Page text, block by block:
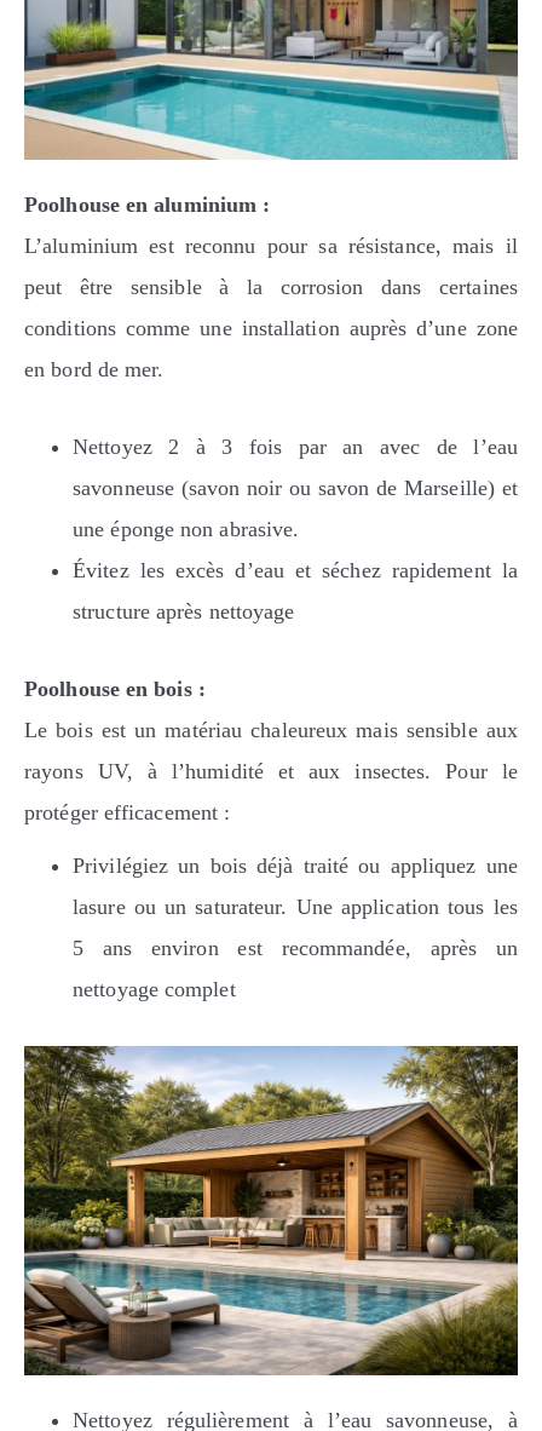
Poolhouse en aluminium :
L’aluminium est reconnu pour sa résistance, mais il
peut être sensible à la corrosion dans certaines
conditions comme une installation auprès d’une zone
en bord de mer.
Nettoyez 2 à 3 fois par an avec de l’eau
savonneuse (savon noir ou savon de Marseille) et
une éponge non abrasive.
Évitez les excès d’eau et séchez rapidement la
structure après nettoyage
Poolhouse en bois :
Le bois est un matériau chaleureux mais sensible aux
rayons UV, à l’humidité et aux insectes. Pour le
protéger efficacement :
Privilégiez un bois déjà traité ou appliquez une
lasure ou un saturateur. Une application tous les
5 ans environ est recommandée, après un
nettoyage complet
Nettoyez régulièrement à l’eau savonneuse, à